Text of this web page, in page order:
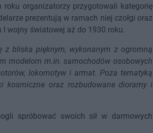
roku organizatorzy przygotowali kategorię
prezentują w ramach niej czołgi oraz
I wojny światowej aż do 1930 roku.
z bliska pięknym, wykonanym z ogromną
modelom m.in. samochodów osobowych
lokomotyw i armat. Poza tematyką
oraz rozbudowane dioramy i
spróbować swoich sił w darmowych